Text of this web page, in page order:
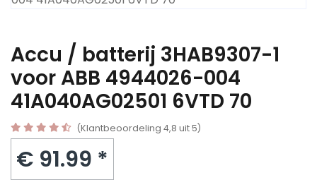
Accu / batterij 3HAB9307-1
voor ABB 4944026-004
41A040AG02501 6VTD 70
(Klantbeoordeling 4,8 uit 5)
€ 91.99 *